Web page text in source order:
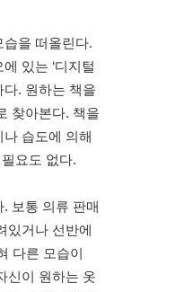
을 떠올린다.
있는 ‘디지털
다. 원하는 책을
찾아본다. 책을
습도에 의해
요도 없다.
보통 의류 판매
있거나 선반에
다른 모습이
신이 원하는 옷